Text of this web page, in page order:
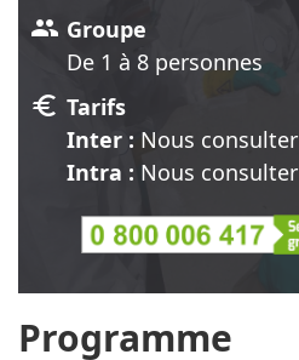
group Groupe
De 1 à 8 personnes
euro Tarifs
Inter : Nous consulter
Intra : Nous consulter
Programme